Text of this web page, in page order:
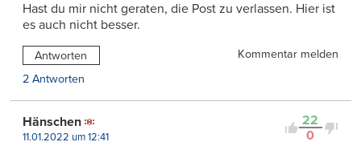
Hast du mir nicht geraten, die Post zu verlassen. Hier ist
es auch nicht besser.
Antworten
Kommentar melden
2 Antworten
22
0
Hänschen
11.01.2022 um 12:41